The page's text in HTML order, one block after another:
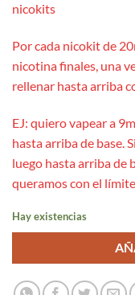
nicokits
Por cada nicokit de
nicotina finales, una
rellenar hasta arriba
EJ: quiero vapear a
hasta arriba de base.
luego hasta arriba de
queramos con el
Hay existencias